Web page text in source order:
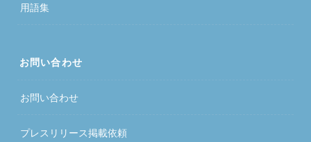
用語集
お問い合わせ
お問い合わせ
プレスリリース掲載依頼